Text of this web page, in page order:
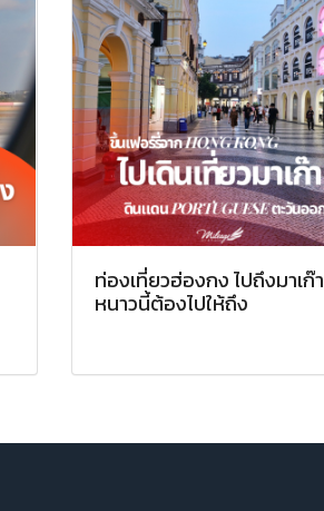
ท่องเที่ยวฮ่องกง ไปถึงมาเก๊า
หนาวนี้ต้องไปให้ถึง